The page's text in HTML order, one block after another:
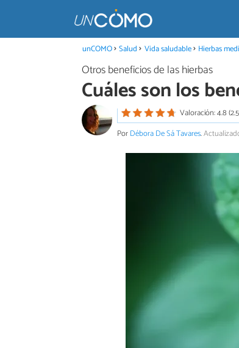
unCOMO Salud Vida saludable Hierbas
Otros beneficios de las hierbas
Cuáles son los
Valoración: 4.8
PorDébora De Sá Tavares.